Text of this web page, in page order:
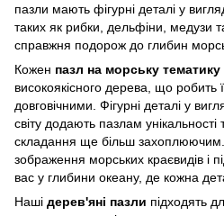
пазли мають фігурні деталі у
таких як рибки, дельфіни, медузи
справжня подорож до глибин
Кожен пазл на морську тематику
високоякісного дерева, що робить
довговічними. Фігурні деталі у
світу додають пазлам
складання ще більш захоплюючим.
зображення морських краєвидів і
вас у глибини океану, де кожна
Наші дерев'яні пазли підходять